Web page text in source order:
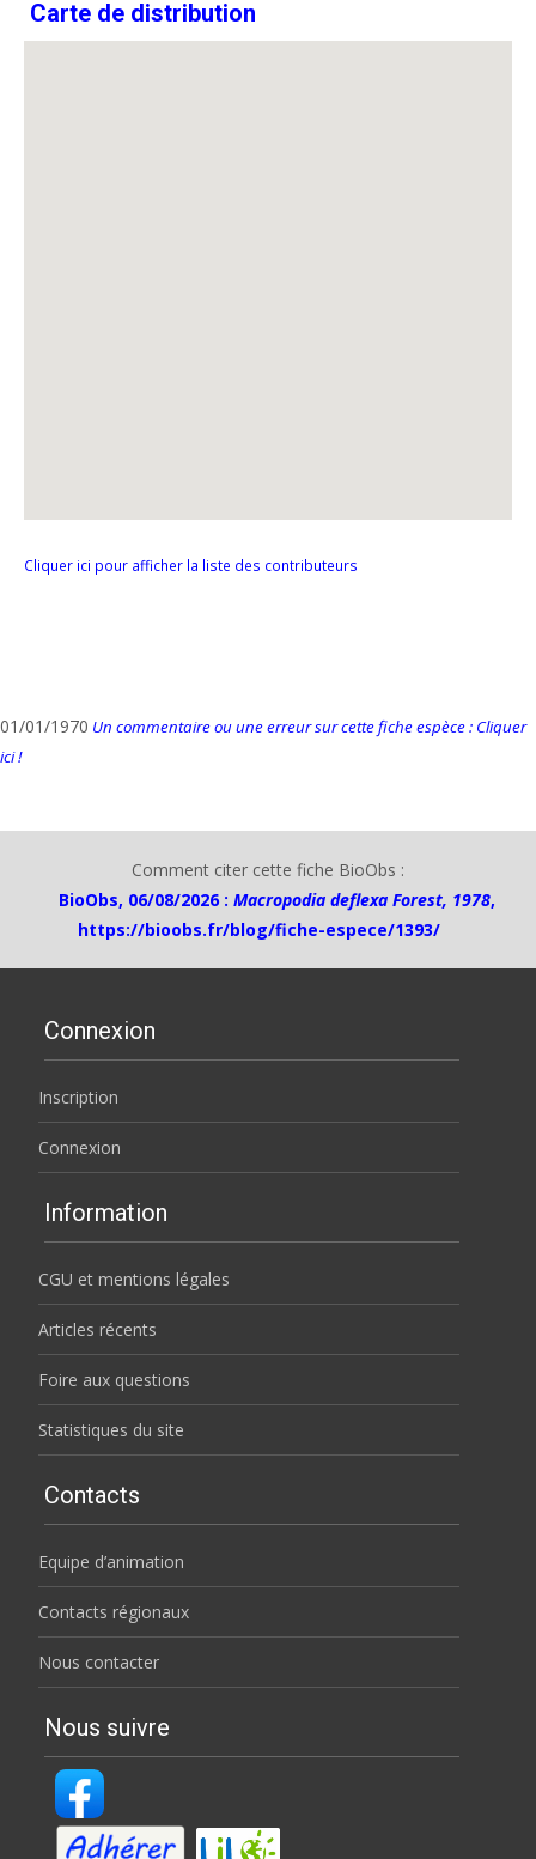
Carte de distribution
Cliquer ici pour afficher la liste des contributeurs
01/01/1970 Un commentaire ou une erreur sur cette fiche espèce : Cliquer
ici !
Comment citer cette fiche BioObs :
BioObs, 06/08/2026 : Macropodia deflexa Forest, 1978,
https://bioobs.fr/blog/fiche-espece/1393/
Connexion
Inscription
Connexion
Information
CGU et mentions légales
Articles récents
Foire aux questions
Statistiques du site
Contacts
Equipe d’animation
Contacts régionaux
Nous contacter
Nous suivre